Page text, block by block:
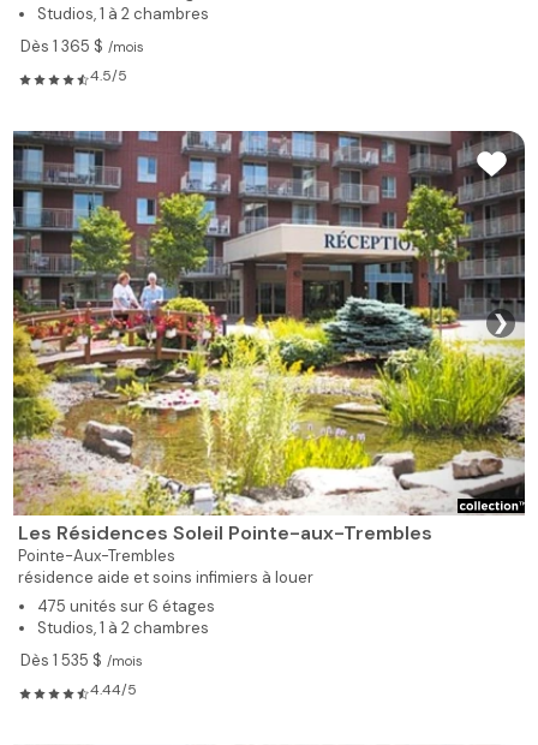
Studios, 1 à 2 chambres
Dès 1 365 $ /mois
4.5/5
❯
Les Résidences Soleil Pointe-aux-Trembles
Pointe-Aux-Trembles
résidence aide et soins infimiers à louer
475 unités sur 6 étages
Studios, 1 à 2 chambres
Dès 1 535 $ /mois
4.44/5